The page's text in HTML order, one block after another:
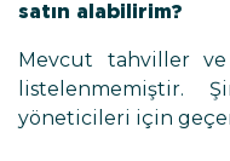
satın alabilirim?
Mevcut tahviller
listelenmemiştir.
yöneticileri için